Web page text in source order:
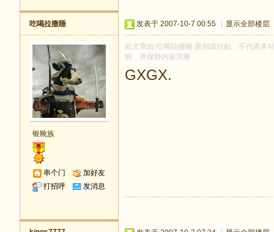
吃喝拉撒睡
银靴族
串个门
加好友
打招呼
发消息
发表于 2007-10-7 00:55 显示全部楼层
此文章由 吃喝拉撒睡 原创或转贴，不代表本
明，并保持内容完整
GXGX.